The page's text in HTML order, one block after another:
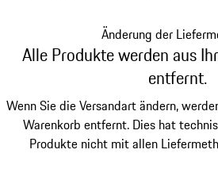
Änderung der
Alle Produkte werden aus
entfernt.
Wenn Sie die Versandart ändern,
Warenkorb entfernt. Dies hat
Produkte nicht mit allen